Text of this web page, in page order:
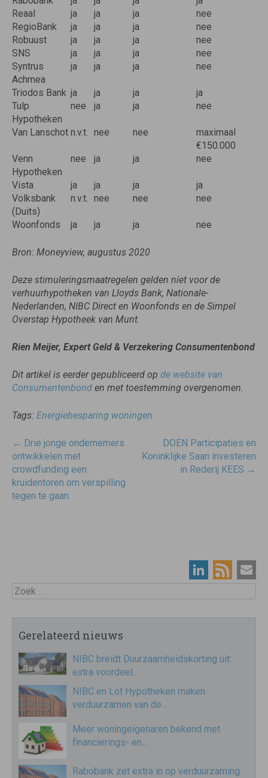
Reaal
ja ja ja
nee
RegioBank
ja ja ja
nee
Robuust
ja ja ja
nee
SNS
ja ja ja
nee
Syntrus
Achmea
ja ja ja nee
Triodos Bank ja ja ja
ja
Tulp
Hypotheken
nee ja ja nee
Van Lanschot n.v.t. nee nee
maximaal
€150.000
Venn
Hypotheken
nee ja ja nee
Vista ja ja ja
ja
Volksbank
(Duits)
n.v.t. nee nee nee
Woonfonds ja ja ja nee
Bron: Moneyview, augustus 2020
Deze stimuleringsmaatregelen gelden níet voor de
verhuurhypotheken van Lloyds Bank, Nationale-
Nederlanden, NIBC Direct en Woonfonds en de Simpel
Overstap Hypotheek van Munt.
Rien Meijer, Expert Geld & Verzekering Consumentenbond
Dit artikel is eerder gepubliceerd op de website van
Consumentenbond en met toestemming overgenomen.
Tags: Energiebesparing woningen
Post
navigatie
← Drie jonge ondernemers
ontwikkelen met
crowdfunding een
kruidentoren om verspilling
tegen te gaan
DOEN Participaties en
Koninklijke Saan investeren
in Rederij KEES →
Zoek
Gerelateerd nieuws
NIBC breidt Duurzaamheidskorting uit:
extra voordeel…
NIBC en Lot Hypotheken maken
verduurzamen van de…
Meer woningeigenaren bekend met
financierings- en…
Rabobank zet extra in op verduurzaming